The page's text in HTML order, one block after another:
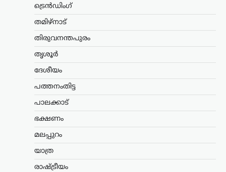
ട്രെൻഡിംഗ്
തമിഴ്നാട്
തിരുവനന്തപുരം
തൃശൂർ
ദേശീയം
പത്തനംതിട്ട
പാലക്കാട്
ഭക്ഷണം
മലപ്പുറം
യാത്ര
രാഷ്ട്രീയം
തയ്യാറെടുപ്പിലാണെന്ന് റിപ്പോര്‍ട്ടുകള്‍.
‘D4G’ എന്ന കോഡ് നാമത്തിലുള്ള
കണ്ണൂർ,കേരളം,ട്രെൻഡിംഗ്,രാഷ്ട്രീയം
നിയമനടപടിയുമായി പി.
ജയരാജൻ
ചിത്രം പ്രചരിപ്പിച്ചവർക്കെതിരെ
ആരംഭിച്ചതായി സിപിഐഎം നേതാവ് P.